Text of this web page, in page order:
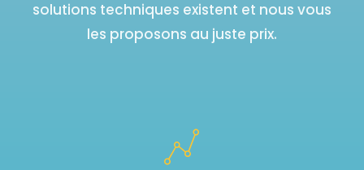
solutions techniques existent et nous vous
les proposons au juste prix.